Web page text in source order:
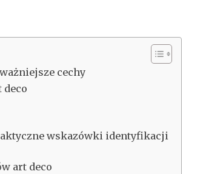
cechy
wskazówki identyfikacji
art deco